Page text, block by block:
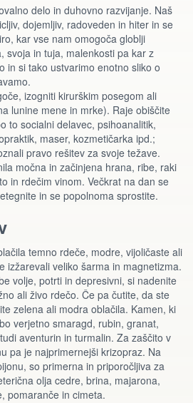
delo in duhovno razvijanje. Naš
dojemljiv, radoveden in hiter in se
kar vse nam omogoča globlji
svoja in tuja, malenkosti pa kar z
in si tako ustvarimo enotno sliko o
izogniti kirurškim posegom ali
lunine mene in mrke). Raje obiščite
to socialni delavec, psihoanalitik,
maser, kozmetičarka ipd.;
pravo rešitev za svoje težave.
močna in začinjena hrana, ribe, raki
in rdečim vinom. Večkrat na dan se
in se popolnoma sprostite.
temno rdeče, modre, vijoličaste ali
izžarevali veliko šarma in magnetizma.
volje, potrti in depresivni, si nadenite
ali živo rdečo. Če pa čutite, da ste
zelena ali modra oblačila. Kamen, ki
verjetno smaragd, rubin, granat,
aventurin in turmalin. Za zaščito v
pa je najprimernejši krizopraz. Na
so primerna in priporočljiva za
olja cedre, brina, majarona,
pomaranče in cimeta.